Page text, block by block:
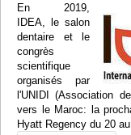
En 2019,
IDEA, le salon
dentaire et le
congrès
scientifique
organisés par
l'UNIDI (Association
vers le Maroc: la
Hyatt Regency du 20